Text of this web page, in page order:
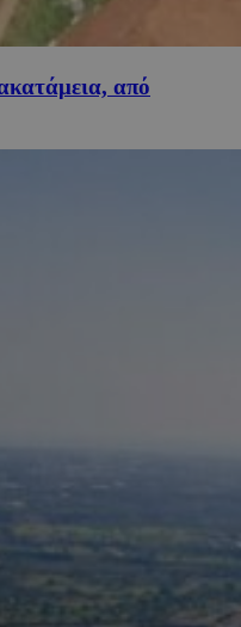
από